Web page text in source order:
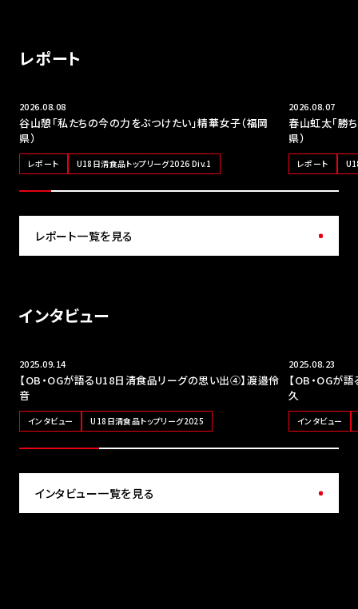
レポート
NEW
2026.08.08
谷山憩「私たちの今の力をぶつけたい」精華女子（福岡
県）
レポート U18日清食品トップリーグ2026 Div.1
NEW
2026.08.07
春山虹太「勝
県）
レポート
レポート一覧を見る
インタビュー
2025.09.14
【OB・OGが語るU18日清食品リーグの思い出④】渡邉伶
音
インタビュー U18日清食品トップリーグ2025
2025.08.23
【OB・OGが
久
インタビュー
インタビュー一覧を見る